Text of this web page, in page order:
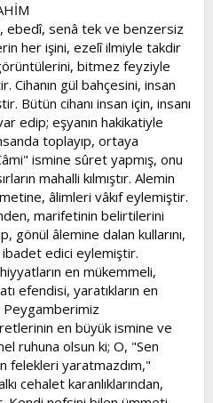
ebedî, senâ tek ve benzersiz
her işini, ezelî ilmiyle takdir
bitmez feyziyle
gül bahçesini, insan
Bütün cihanı insan için, insanı
edip; eşyanın hakikatiyle
toplayıp, ortaya
ismine sûret yapmış, onu
mahalli kılmıştır. Alemin
âlimleri vâkıf eylemiştir.
marifetinin belirtilerini
gönül âlemine dalan kullarını,
edici eylemiştir.
en mükemmeli,
efendisi, yaratıkların en
Peygamberimiz
en büyük ismine ve
ruhuna olsun ki; O, "Sen
felekleri yaratmazdım,"
cehalet karanlıklarından,